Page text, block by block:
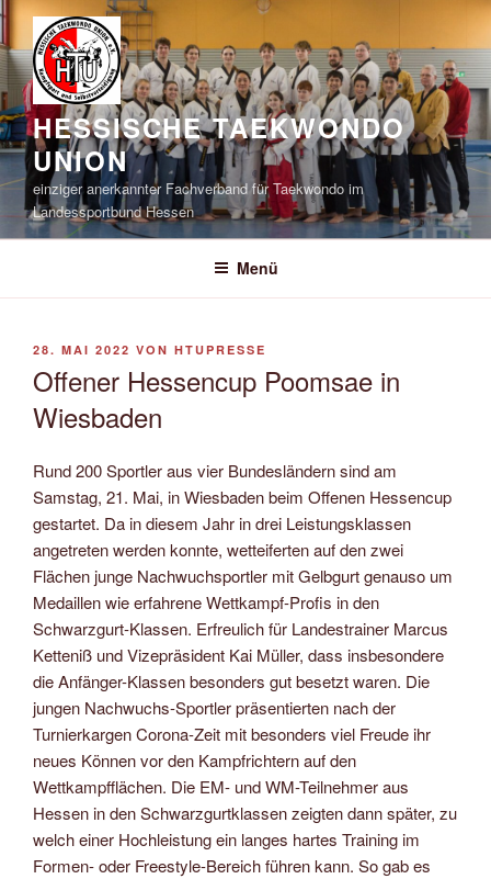
Zum
Inhalt
springen
HESSISCHE TAEKWONDO
UNION
einziger anerkannter Fachverband für Taekwondo im
Landessportbund Hessen
Menü
VERÖFFENTLICHT
28. MAI 2022 VON HTUPRESSE
Offener Hessencup Poomsae in
Wiesbaden
Rund 200 Sportler aus vier Bundesländern sind am
Samstag, 21. Mai, in Wiesbaden beim Offenen Hessencup
gestartet. Da in diesem Jahr in drei Leistungsklassen
angetreten werden konnte, wetteiferten auf den zwei
Flächen junge Nachwuchsportler mit Gelbgurt genauso um
Medaillen wie erfahrene Wettkampf-Profis in den
Schwarzgurt-Klassen. Erfreulich für Landestrainer Marcus
Ketteniß und Vizepräsident Kai Müller, dass insbesondere
die Anfänger-Klassen besonders gut besetzt waren. Die
jungen Nachwuchs-Sportler präsentierten nach der
Turnierkargen Corona-Zeit mit besonders viel Freude ihr
neues Können vor den Kampfrichtern auf den
Wettkampfflächen. Die EM- und WM-Teilnehmer aus
Hessen in den Schwarzgurtklassen zeigten dann später, zu
welch einer Hochleistung ein langes hartes Training im
Formen- oder Freestyle-Bereich führen kann. So gab es